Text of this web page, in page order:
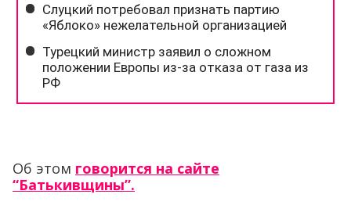
Об этом говорится на сайте
“Батькивщины”.